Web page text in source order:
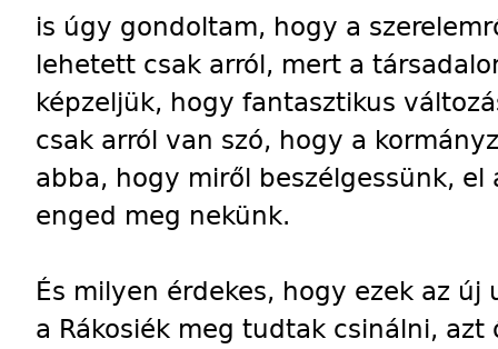
is úgy gondoltam, hogy a
lehetett csak arról, mert a
képzeljük, hogy fantasztikus
csak arról van szó, hogy a
abba, hogy miről beszélgessünk,
enged meg nekünk.
És milyen érdekes, hogy ezek az
a Rákosiék meg tudtak csinálni,